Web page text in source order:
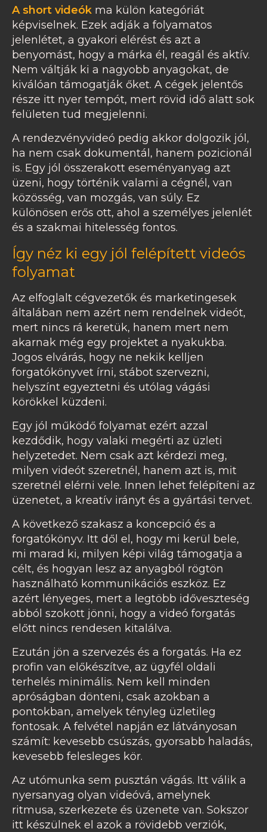
A short videók ma külön kategóriát
képviselnek. Ezek adják a folyamatos
jelenlétet, a gyakori elérést és azt a
benyomást, hogy a márka él, reagál és aktív.
Nem váltják ki a nagyobb anyagokat, de
kiválóan támogatják őket. A cégek jelentős
része itt nyer tempót, mert rövid idő alatt sok
felületen tud megjelenni.
A rendezvényvideó pedig akkor dolgozik jól,
ha nem csak dokumentál, hanem pozicionál
is. Egy jól összerakott eseményanyag azt
üzeni, hogy történik valami a cégnél, van
közösség, van mozgás, van súly. Ez
különösen erős ott, ahol a személyes jelenlét
és a szakmai hitelesség fontos.
Így néz ki egy jól felépített videós
folyamat
Az elfoglalt cégvezetők és marketingesek
általában nem azért nem rendelnek videót,
mert nincs rá keretük, hanem mert nem
akarnak még egy projektet a nyakukba.
Jogos elvárás, hogy ne nekik kelljen
forgatókönyvet írni, stábot szervezni,
helyszínt egyeztetni és utólag vágási
körökkel küzdeni.
Egy jól működő folyamat ezért azzal
kezdődik, hogy valaki megérti az üzleti
helyzetedet. Nem csak azt kérdezi meg,
milyen videót szeretnél, hanem azt is, mit
szeretnél elérni vele. Innen lehet felépíteni az
üzenetet, a kreatív irányt és a gyártási tervet.
A következő szakasz a koncepció és a
forgatókönyv. Itt dől el, hogy mi kerül bele,
mi marad ki, milyen képi világ támogatja a
célt, és hogyan lesz az anyagból rögtön
használható kommunikációs eszköz. Ez
azért lényeges, mert a legtöbb időveszteség
abból szokott jönni, hogy a videó forgatás
előtt nincs rendesen kitalálva.
Ezután jön a szervezés és a forgatás. Ha ez
profin van előkészítve, az ügyfél oldali
terhelés minimális. Nem kell minden
apróságban dönteni, csak azokban a
pontokban, amelyek tényleg üzletileg
fontosak. A felvétel napján ez látványosan
számít: kevesebb csúszás, gyorsabb haladás,
kevesebb felesleges kör.
Az utómunka sem pusztán vágás. Itt válik a
nyersanyag olyan videóvá, amelynek
ritmusa, szerkezete és üzenete van. Sokszor
itt készülnek el azok a rövidebb verziók,